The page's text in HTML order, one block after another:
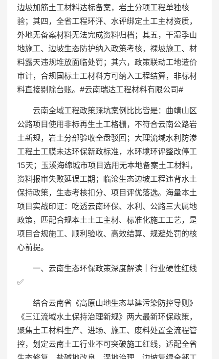
边坡加筋土工材料达标备案，岩土分项工程单独核
验；其四，全省工程环评、水评绑定土工主材资质，
外地无备案材料无法完成资料归档；其五，干湿季山
地施工、边坡生态防护纳入政策考核，裸坡施工、材
料露天违规堆放面临处罚；其六，政策联动工地造价
审计，合规国标土工材料方可纳入工程结算，非标材
料直接剔除台账。#云南瑞达工程材料有限公司#
云南全域工程政策踩坑案例比比皆是：曲靖山区
公路项目使用非标再生土工格栅，不符合云南公路岩
土新规，岩土分部验收全盘驳回；大理流域水利防渗
工程土工膜未达环保新政标准，水环境环评整改停工
15天；玉溪海绵城市项目选用无本地备案土工材料，
资料报审失败延误工期；临沧生态边坡工程违背水土
保持政策，生态考核扣分、项目评优落选。海量本土
项目实战印证：吃透云南环保、水利、公路三大属地
政策，匹配合规本土土工主材、标准化施工工艺，是
项目合规施工、顺利验收、高效结算、规避处罚的核
心前提。
一、云南生态环保政策深度解读｜行业硬性红线
✅
结合云南省《高原山地生态基建污染防控导则》
《三江流域水土保持治理新规》两大最新环保政策，
聚焦土工材料生产、进场、施工、废料处置全流程管
控，划定云南土工行业不可突破施工红线，适配全省